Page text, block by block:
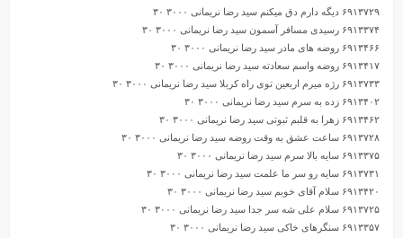
۶۹۱۳۷۲۹ دیگه دارم دق میکنم سید رضا نریمانی ۳۰۰۰ ۳۰
۶۹۱۳۳۷۴ رسیدی مسافر آسمون سید رضا نریمانی ۳۰۰۰ ۳۰
۶۹۱۳۴۶۶ روضه های مادر سید رضا نریمانی ۳۰۰۰ ۳۰
۶۹۱۳۴۱۷ روضه واسم سعادته سید رضا نریمانی ۳۰۰۰ ۳۰
۶۹۱۳۷۳۳ رژه میرم اربعین توی راه کربلا سید رضا نریمانی ۳۰۰۰ ۳۰
۶۹۱۳۴۰۲ زده به سرم سید رضا نریمانی ۳۰۰۰ ۳۰
۶۹۱۳۴۶۲ زهرا به قلبم ثبوتی سید رضا نریمانی ۳۰۰۰ ۳۰
۶۹۱۳۷۲۸ ساعت عشق به وقت روضه سید رضا نریمانی ۳۰۰۰ ۳۰
۶۹۱۳۳۷۵ سایه بالا سرم سید رضا نریمانی ۳۰۰۰ ۳۰
۶۹۱۳۷۳۱ سایه رو سر ما علمت سید رضا نریمانی ۳۰۰۰ ۳۰
۶۹۱۳۴۲۰ سلام آقای خوبم سید رضا نریمانی ۳۰۰۰ ۳۰
۶۹۱۳۷۲۵ سلام علی شه سر جدا سید رضا نریمانی ۳۰۰۰ ۳۰
۶۹۱۳۳۵۷ سنگرهای خاکی سید رضا نریمانی ۳۰۰۰ ۳۰